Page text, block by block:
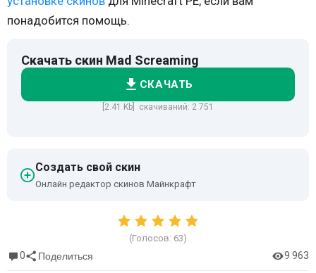
понадобится помощь.
Скачать скин Mad Screaming
СКАЧАТЬ
[2.41 Kb] скачиваний: 2 751
Создать свой скин
Онлайн редактор скинов Майнкрафт
(Голосов: 63)
0 Поделиться 9 963